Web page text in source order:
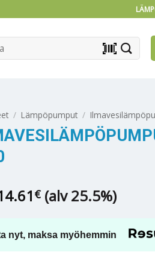
barcode_scanner
/ Lämpöpumput /
€ (alv 25.5%)
nyt, maksa myöhemmin